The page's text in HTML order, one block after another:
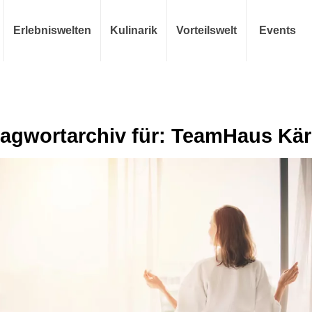
Erlebniswelten Kulinarik Vorteilswelt Events
für: TeamHaus